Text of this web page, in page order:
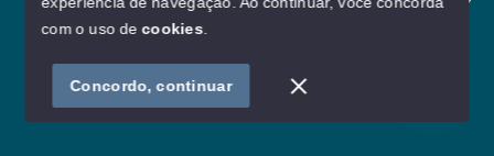
Olá! Estamos disponíveis para te ajudar.
© Copyright 2026 - Lu von Borries Imóveis - Todos os
SITE PARA IMOBILIARIA
com o uso decookies
Concordo, continuar